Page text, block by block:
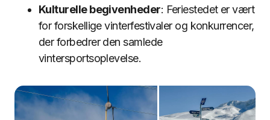
Kulturelle begivenheder: Feriestedet er vært
for forskellige vinterfestivaler og konkurrencer,
der forbedrer den samlede
vintersportsoplevelse.